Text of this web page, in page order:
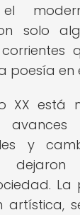
solo
poesía en
XX está
y
La
artística,